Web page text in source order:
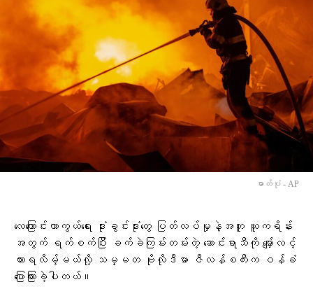
ဓာတ်ပုံ - AP
လေကြောင်းကာကွယ်ရေး ဒုံးခွင်းဒုံးတွေ ပြတ်လပ်မှုနဲ့အတူ ယူကရိန်း
အတွက် ရက်စက်ပြီး ခက်ခဲကြမ်းတမ်းတဲ့ ဆောင်းရာသီကို မျှော်လင့်
ထားရလိမ့်မယ်လို့ သမ္မတ ဗိုလိုဒီမာ ဇီလန်စကီးက ဝန်ခံ
ပြောကြားခဲ့ပါတယ်။